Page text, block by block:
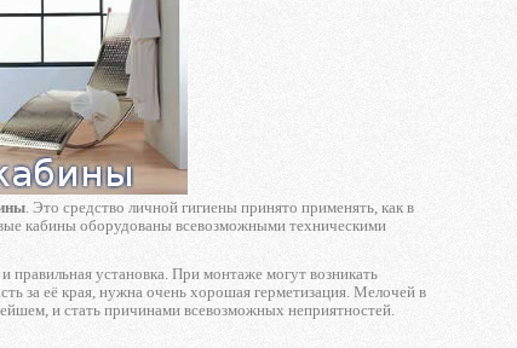
. Это средство личной гигиены принято применять, как в
кабины оборудованы всевозможными техническими
правильная установка. При монтаже могут возникать
за её края, нужна очень хорошая герметизация. Мелочей в
и стать причинами всевозможных неприятностей.